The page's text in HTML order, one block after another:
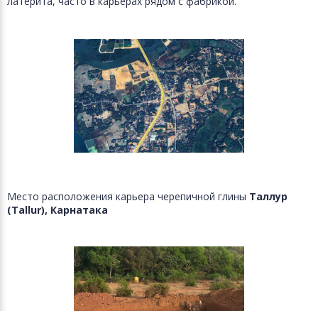
Место расположения карьера черепичной глины Таллур
(Tallur), Карнатака